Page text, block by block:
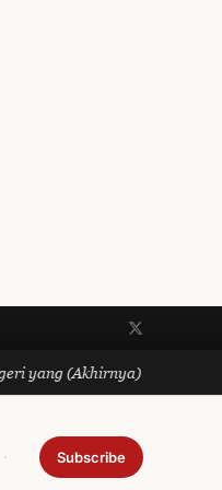
yang (Akhirnya) Gratis dan
Subscribe